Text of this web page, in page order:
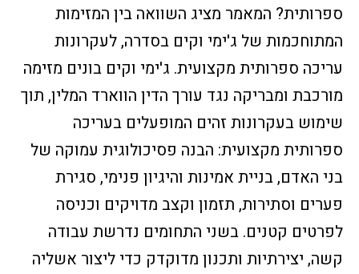
ספרותית? המאמר מציג השוואה בין המזימות
המתוחכמות של ג'ימי וקים בסדרה, לעקרונות
עריכה ספרותית מקצועית. ג'ימי וקים בונים מזימה
מורכבת ומבריקה נגד עורך הדין הווארד המלין, תוך
שימוש בעקרונות זהים המופעלים בעריכה
ספרותית מקצועית: הבנה פסיכולוגית עמוקה של
בני האדם, בניית אמינות והיגיון פנימי, סגירת
פערים וסתירות, תזמון וקצב מדויקים וכניסה
לפרטים קטנים. בשני התחומים נדרשת עבודה
קשה, יצירתיות ותכנון מדוקדק כדי ליצור אשליה